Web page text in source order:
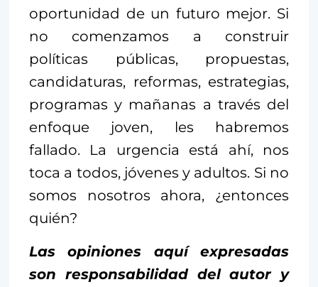
oportunidad de un futuro mejor. Si
no comenzamos a construir
políticas públicas, propuestas,
candidaturas, reformas, estrategias,
programas y mañanas a través del
enfoque joven, les habremos
fallado. La urgencia está ahí, nos
toca a todos, jóvenes y adultos. Si no
somos nosotros ahora, ¿entonces
quién?
Las opiniones aquí expresadas
son responsabilidad del autor y